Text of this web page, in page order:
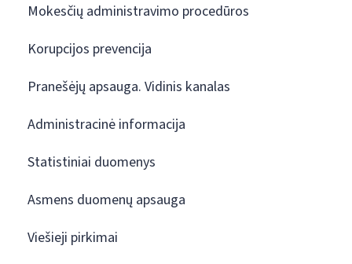
Mokesčių administravimo procedūros
Korupcijos prevencija
Pranešėjų apsauga. Vidinis kanalas
Administracinė informacija
Statistiniai duomenys
Asmens duomenų apsauga
Viešieji pirkimai